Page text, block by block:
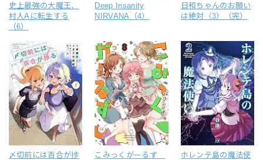
史上最強の大魔王、
村人Aに転生する
（6）
Deep Insanity
NIRVANA（4）
日和ちゃんのお願い
は絶対（3）（完）
〆切前には百合が捗
こみっくがーるず
ホレンテ島の魔法使